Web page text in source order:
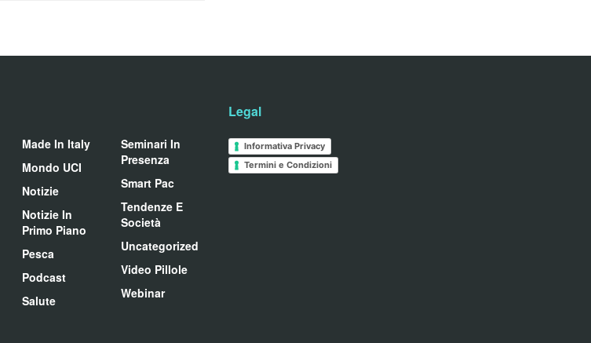
Made In Italy
Mondo UCI
Notizie
Notizie In
Primo Piano
Pesca
Podcast
Salute
Seminari In
Presenza
Smart Pac
Tendenze E
Società
Uncategorized
Video Pillole
Webinar
Legal
Informativa Privacy
Termini e Condizioni